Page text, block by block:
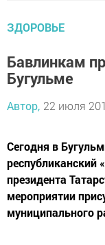
ЗДОРОВЬЕ
Бавлинкам
Бугульме
Автор, 22 июля
Сегодня в
республиканский
президента
мероприятии
муниципального